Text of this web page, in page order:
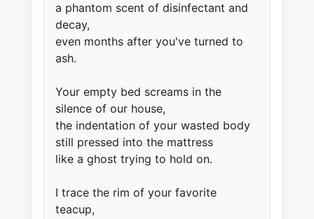
a phantom scent of disinfectant and
decay,
even months after you've turned to
ash.
Your empty bed screams in the
silence of our house,
the indentation of your wasted body
still pressed into the mattress
like a ghost trying to hold on.
I trace the rim of your favorite
teacup,